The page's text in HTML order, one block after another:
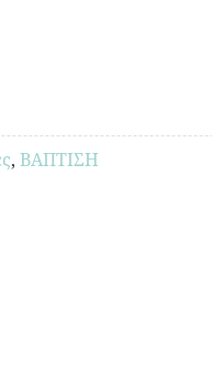
, ΒΑΠΤΙΣΗ